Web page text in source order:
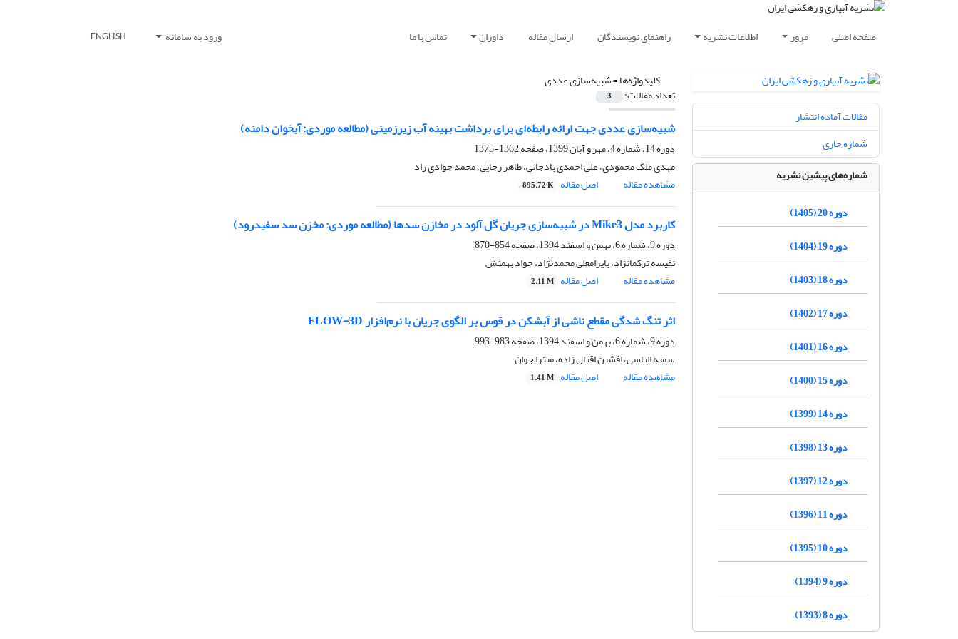
صفحه اصلی مرور اطلاعات نشریه راهنمای نویسندگان ارسال مقاله داوران تماس با ما ورود به سامانه ENGLISH
کلیدواژه‌ها =شبیه‌سازی عددی
تعداد مقالات: 3
شبیه‌سازی عددی جهت ارائه رابطه‌ای برای برداشت بهینه آب زیرزمینی (مطالعه موردی: آبخوان دامنه)
دوره 14، شماره 4، مهر و آبان 1399، صفحه
1362-1375
مهدی ملک محمودی، علی احمدی بادجانی، طاهر رجایی، محمد جوادی راد
مشاهده مقاله
اصل مقاله 895.72 K
کاربرد مدل Mike3 در شبیه‌سازی جریان گل آلود در مخازن سدها (مطالعه موردی: مخزن سد سفیدرود)
دوره 9، شماره 6، بهمن و اسفند 1394، صفحه
854-870
نفیسه ترکمانزاد، بایرامعلی محمدنژاد، جواد بهمنش
مشاهده مقاله
اصل مقاله 2.11 M
اثر تنگ ‌شدگی مقطع ناشی از آبشکن در قوس بر الگوی جریان با نرم‌افزار FLOW-3D
دوره 9، شماره 6، بهمن و اسفند 1394، صفحه
983-993
سمیه الیاسی، افشین اقبال زاده، میترا جوان
مشاهده مقاله
اصل مقاله 1.41 M
مقالات آماده انتشار
شماره جاری
شماره‌های پیشین نشریه
دوره 20 (1405)
دوره 19 (1404)
دوره 18 (1403)
دوره 17 (1402)
دوره 16 (1401)
دوره 15 (1400)
دوره 14 (1399)
دوره 13 (1398)
دوره 12 (1397)
دوره 11 (1396)
دوره 10 (1395)
دوره 9 (1394)
دوره 8 (1393)